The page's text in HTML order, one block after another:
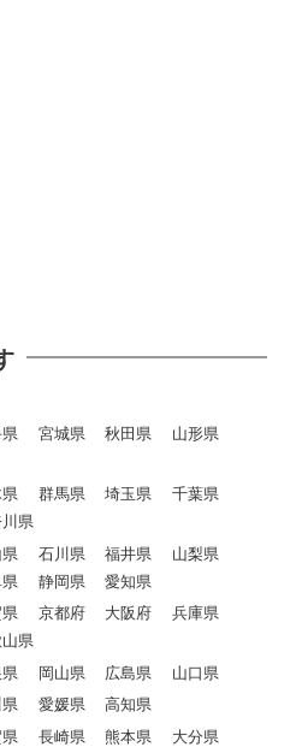
宮城県 秋田県
山形県
群馬県 埼玉県
千葉県
県
石川県 福井県
山梨県
静岡県 愛知県
京都府 大阪府
兵庫県
県
岡山県 広島県 山口県
愛媛県 高知県
長崎県 熊本県
大分県